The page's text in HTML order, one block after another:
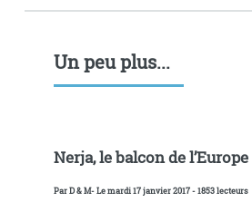
Un peu plus...
Nerja, le balcon de l’Europe
ParD & M- Le mardi 17 janvier 2017 - 1853 lecteurs